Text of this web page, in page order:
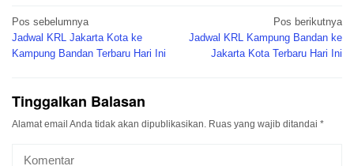
Navigasi
pos
Pos sebelumnya
Jadwal KRL Jakarta Kota ke
Kampung Bandan Terbaru Hari Ini
Pos berikutnya
Jadwal KRL Kampung Bandan ke
Jakarta Kota Terbaru Hari Ini
Tinggalkan Balasan
Alamat email Anda tidak akan dipublikasikan. Ruas yang wajib ditandai *